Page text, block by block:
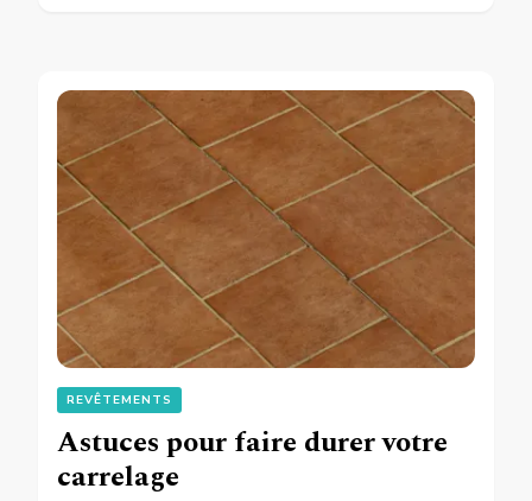
REVÊTEMENTS
Astuces pour faire durer votre
carrelage